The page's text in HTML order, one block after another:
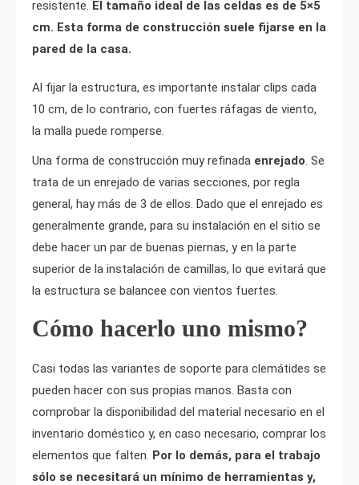
resistente. El tamaño ideal de las celdas es de 5×5
cm. Esta forma de construcción suele fijarse en la
pared de la casa.
Al fijar la estructura, es importante instalar clips cada
10 cm, de lo contrario, con fuertes ráfagas de viento,
la malla puede romperse.
Una forma de construcción muy refinada enrejado. Se
trata de un enrejado de varias secciones, por regla
general, hay más de 3 de ellos. Dado que el enrejado es
generalmente grande, para su instalación en el sitio se
debe hacer un par de buenas piernas, y en la parte
superior de la instalación de camillas, lo que evitará que
la estructura se balancee con vientos fuertes.
Cómo hacerlo uno mismo?
Casi todas las variantes de soporte para clemátides se
pueden hacer con sus propias manos. Basta con
comprobar la disponibilidad del material necesario en el
inventario doméstico y, en caso necesario, comprar los
elementos que falten. Por lo demás, para el trabajo
sólo se necesitará un mínimo de herramientas y,